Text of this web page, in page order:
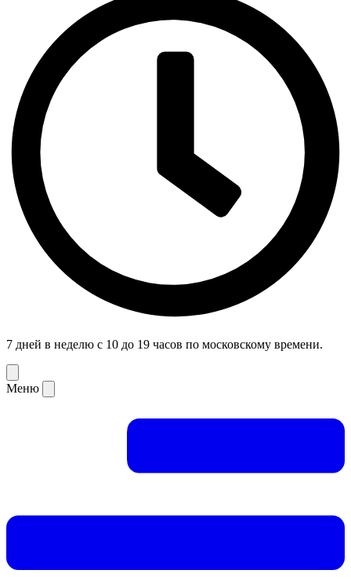
7 дней в неделю с 10 до 19 часов по московскому времени.
Меню